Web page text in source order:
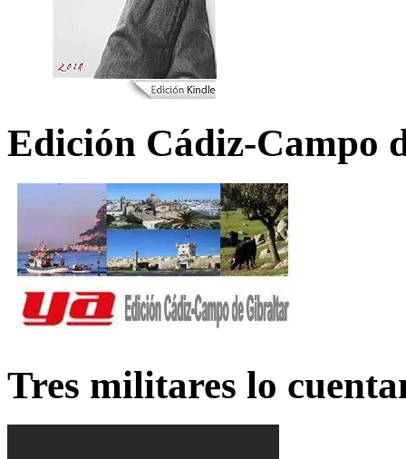
Edición Cádiz-Campo
Tres militares lo